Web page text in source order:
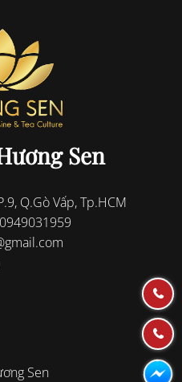
Sen
Q.Gò Vấp, Tp.HCM
0949031959
Sen